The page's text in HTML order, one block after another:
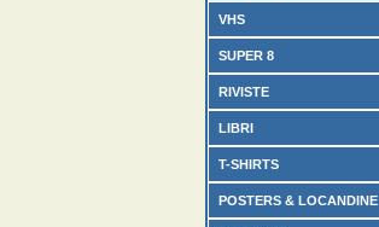
VHS
SUPER 8
RIVISTE
LIBRI
T-SHIRTS
POSTERS & LOCANDINE